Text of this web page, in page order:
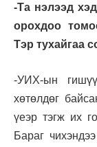
-Та нэлээд
орохдоо
Тэр тухайгаа
-УИХ-ын
хөтөлдөг
үеэр тэгж их
Бараг